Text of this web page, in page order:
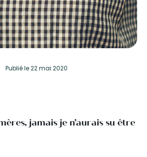
Publiéle 22 mai 2020
jamais je n’aurais su être